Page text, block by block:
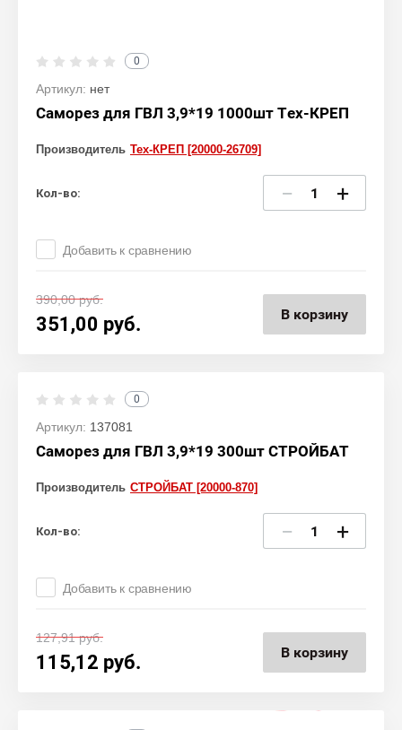
0
Артикул: нет
Саморез для ГВЛ 3,9*19 1000шт Тех-КРЕП
Производитель Тех-КРЕП [20000-26709]
Кол-во: − +
Добавить к сравнению
390,00руб.
351,00 руб. В корзину
0
Артикул: 137081
Саморез для ГВЛ 3,9*19 300шт СТРОЙБАТ
Производитель СТРОЙБАТ [20000-870]
Кол-во: − +
Добавить к сравнению
127,91руб.
115,12 руб. В корзину